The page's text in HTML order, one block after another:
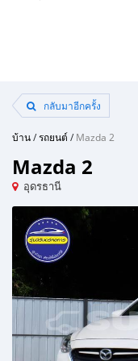
กลับมาอีกครั้ง
บ้าน/รถยนต์/Mazda 2
Mazda 2
อุดรธานี